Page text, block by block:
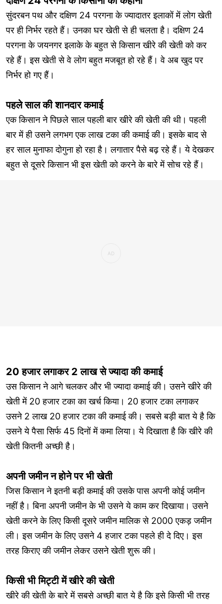
सुंदरबन पथ और दक्षिण 24 परगना के ज्यादातर इलाकों में लोग खेती
पर ही निर्भर रहते हैं। उनका घर खेती से ही चलता है। दक्षिण 24
परगना के जयनगर इलाके के बहुत से किसान खीरे की खेती को कर
रहे हैं। इस खेती से वे लोग बहुत मजबूत हो रहे हैं। वे अब खुद पर
निर्भर हो गए हैं।
पहले साल की शानदार कमाई
एक किसान ने पिछले साल पहली बार खीरे की खेती की थी। पहली
बार में ही उसने लगभग एक लाख टका की कमाई की। इसके बाद से
हर साल मुनाफा दोगुना हो रहा है। लगातार पैसे बढ़ रहे हैं। ये देखकर
बहुत से दूसरे किसान भी इस खेती को करने के बारे में सोच रहे हैं।
20 हजार लगाकर 2 लाख से ज्यादा की कमाई
उस किसान ने आगे चलकर और भी ज्यादा कमाई की। उसने खीरे की
खेती में 20 हजार टका का खर्च किया। 20 हजार टका लगाकर
उसने 2 लाख 20 हजार टका की कमाई की। सबसे बड़ी बात ये है कि
उसने ये पैसा सिर्फ 45 दिनों में कमा लिया। ये दिखाता है कि खीरे की
खेती कितनी अच्छी है।
अपनी जमीन न होने पर भी खेती
जिस किसान ने इतनी बड़ी कमाई की उसके पास अपनी कोई जमीन
नहीं है। बिना अपनी जमीन के भी उसने ये काम कर दिखाया। उसने
खेती करने के लिए किसी दूसरे जमीन मालिक से 2000 एकड़ जमीन
ली। इस जमीन के लिए उसने 4 हजार टका पहले ही दे दिए। इस
तरह किराए की जमीन लेकर उसने खेती शुरू की।
किसी भी मिट्टी में खीरे की खेती
खीरे की खेती के बारे में सबसे अच्छी बात ये है कि इसे किसी भी तरह